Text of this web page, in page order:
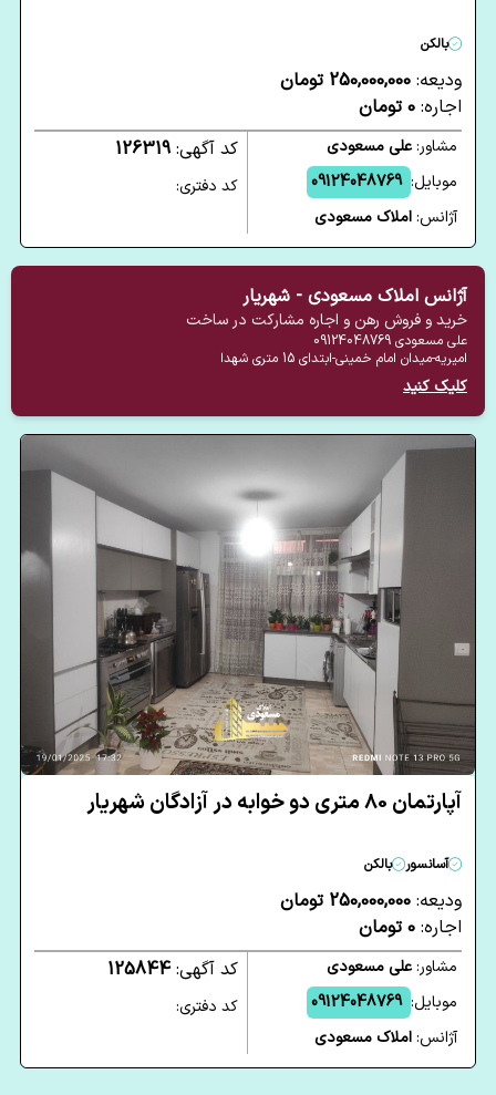
بالکن
ودیعه: 250,000,000 تومان
اجاره: 0 تومان
مشاور:علی مسعودی
موبایل: 09124048769
آژانس:املاک مسعودی
کد آگهی:126319
کد دفتری:
آژانس املاک مسعودی - شهریار
خرید و فروش رهن و اجاره مشارکت در ساخت
علی مسعودی 09124048769
امیریه-میدان امام خمینی-ابتدای 15 متری شهدا
کلیک کنید
آپارتمان 80 متری دو خوابه در آزادگان شهریار
آسانسور بالکن
ودیعه: 250,000,000 تومان
اجاره: 0 تومان
مشاور:علی مسعودی
موبایل: 09124048769
آژانس:املاک مسعودی
کد آگهی: 125844
کد دفتری: